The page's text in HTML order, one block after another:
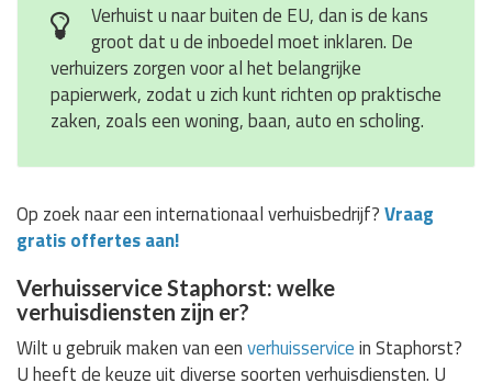
Verhuist u naar buiten de EU, dan is de kans
groot dat u de inboedel moet inklaren. De
verhuizers zorgen voor al het belangrijke
papierwerk, zodat u zich kunt richten op praktische
zaken, zoals een woning, baan, auto en scholing.
Op zoek naar een internationaal verhuisbedrijf?Vraag
gratis offertes aan!
Verhuisservice Staphorst: welke
verhuisdiensten zijn er?
Wilt u gebruik maken van eenverhuisservicein Staphorst?
U heeft de keuze uit diverse soorten verhuisdiensten. U